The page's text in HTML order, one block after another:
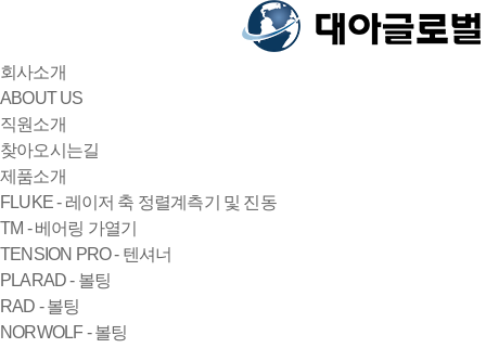
회사소개
ABOUT US
직원소개
찾아오시는길
제품소개
FLUKE - 레이저 축 정렬계측기 및 진동
TM - 베어링 가열기
TENSION PRO - 텐셔너
PLARAD - 볼팅
RAD - 볼팅
NORWOLF - 볼팅